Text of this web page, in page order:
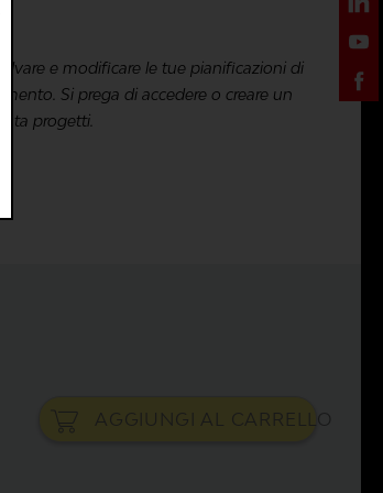
e modificare le tue pianificazioni di
Si prega di accedere o creare un
progetti.
AGGIUNGI AL CARRELLO